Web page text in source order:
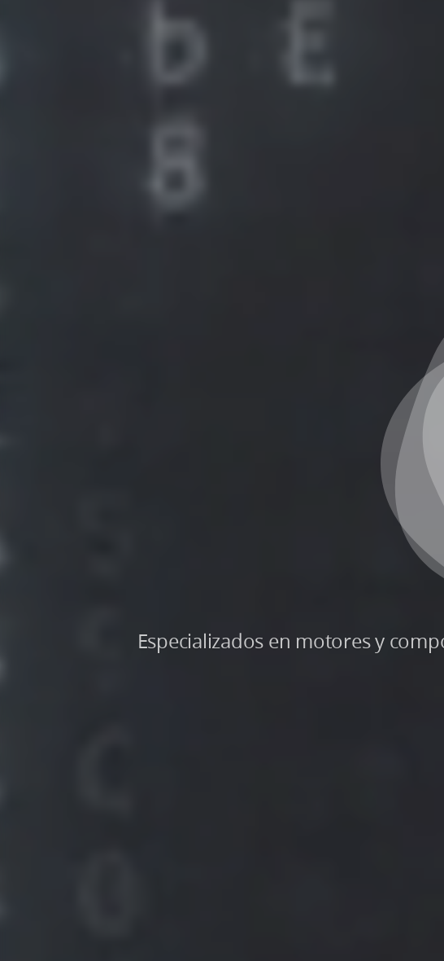
Especializados en motores y